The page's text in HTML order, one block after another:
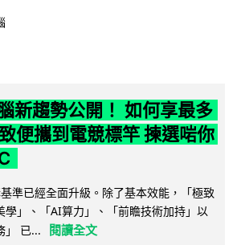
新趨勢公開！ 如何享最多
便攜到電競標竿 揀選啱你
準已經全面升級。除了基本效能，「極致
學」、「AI算力」、「前瞻技術加持」以
」 已...
閱讀全文